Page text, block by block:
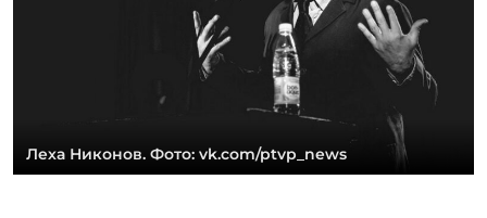
Леха Никонов. Фото: vk.com/ptvp_news